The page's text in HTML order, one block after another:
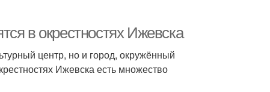
в окрестностях Ижевска
центр, но и город, окружённый
Ижевска есть множество